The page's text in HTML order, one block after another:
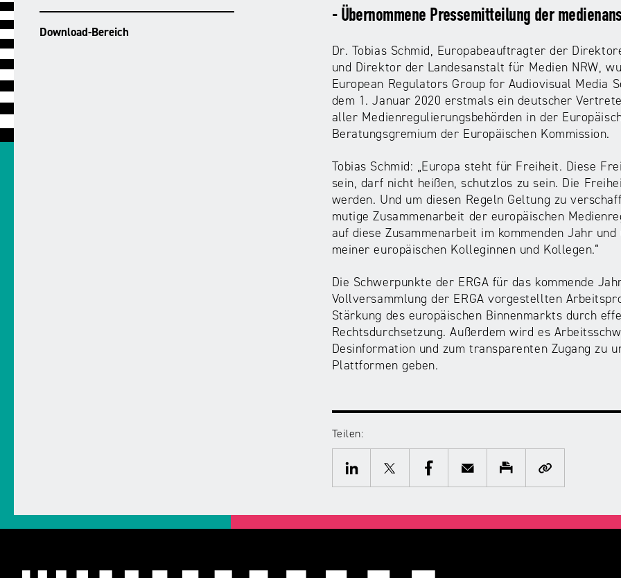
Download-Bereich
- Übernommene Pressemitteilung der
Dr. Tobias Schmid, Europabeauftragter der
und Direktor der Landesanstalt für Medien NRW,
European Regulators Group for Audiovisual Media
dem 1. Januar 2020 erstmals ein deutscher
aller Medienregulierungsbehörden in der
Beratungsgremium der Europäischen Kommission.
Tobias Schmid: „Europa steht für Freiheit. Diese
sein, darf nicht heißen, schutzlos zu sein. Die
werden. Und um diesen Regeln Geltung zu
mutige Zusammenarbeit der europäischen
auf diese Zusammenarbeit im kommenden Jahr
meiner europäischen Kolleginnen und Kollegen.“
Die Schwerpunkte der ERGA für das kommende
Vollversammlung der ERGA vorgestellten
Stärkung des europäischen Binnenmarkts durch
Rechtsdurchsetzung. Außerdem wird es
Desinformation und zum transparenten Zugang zu
Plattformen geben.
Teilen:
Twitter Facebook Drucken